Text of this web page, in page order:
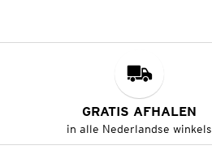
GRATIS AFHALEN
in alle Nederlandse winkels